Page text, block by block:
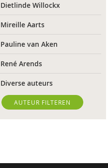
Dietlinde Willockx
Mireille Aarts
Pauline van Aken
René Arends
Diverse auteurs
Roli Ayutsede
Rosalie Baan
Pieter Paul Bakker
AUTEUR FILTEREN